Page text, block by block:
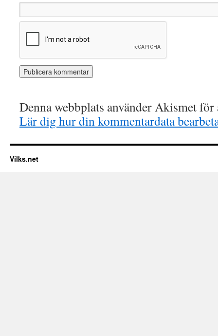
Denna webbplats använder Akismet
Lär dig hur din kommentardata
Vilks.net